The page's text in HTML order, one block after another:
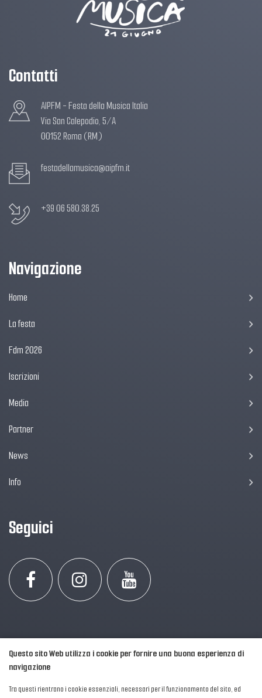
Contatti
AIPFM - Festa della Musica Italia
Via San Calepodio, 5/A
00152 Roma (RM)
festadellamusica@aipfm.it
+39 06 580.38.25
Navigazione
Home
La festa
Fdm 2026
Iscrizioni
Media
Partner
News
Info
Seguici
Questo sito Web utilizza i cookie per fornire una buona esperienza di
navigazione
Tra questi rientrano i cookie essenziali, necessari per il funzionamento del sito, ed